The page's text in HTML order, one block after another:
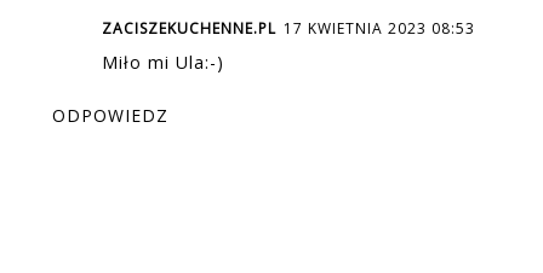
ZACISZEKUCHENNE.PL 17 KWIETNIA 2023 08:53
Miło mi Ula:-)
ODPOWIEDZ